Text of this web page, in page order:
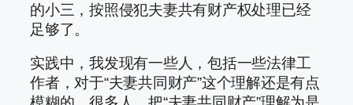
的小三，按照侵犯夫妻共有财产权处理已经
足够了。
实践中，我发现有一些人，包括一些法律工
作者，对于“夫妻共同财产”这个理解还是有点